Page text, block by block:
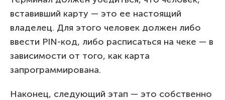
вставивший карту — это ее настоящий
владелец. Для этого человек должен либо
ввести PIN-код, либо расписаться на чеке — в
зависимости от того, как карта
запрограммирована.
Наконец, следующий этап — это собственно